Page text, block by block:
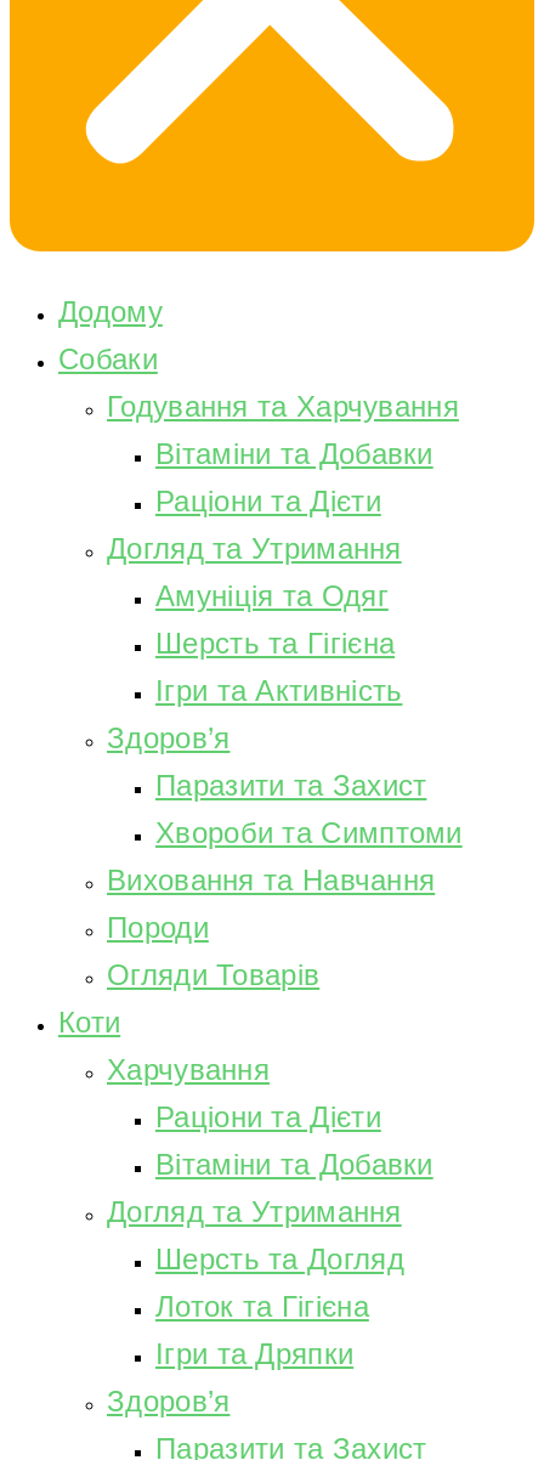
Додому
Собаки
Годування та Харчування
Вітаміни та Добавки
Раціони та Дієти
Догляд та Утримання
Амуніція та Одяг
Шерсть та Гігієна
Ігри та Активність
Здоров’я
Паразити та Захист
Хвороби та Симптоми
Виховання та Навчання
Породи
Огляди Товарів
Коти
Харчування
Раціони та Дієти
Вітаміни та Добавки
Догляд та Утримання
Шерсть та Догляд
Лоток та Гігієна
Ігри та Дряпки
Здоров’я
Паразити та Захист